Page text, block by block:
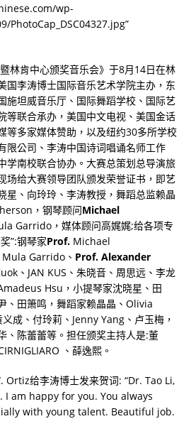
wp-
林肯中心颁奖音乐会》于8月14日在林
国李涛博士国际音乐艺术学院主办，东
施坦威音乐厅、国际舞蹈学校、国际艺
等联合承办，美国中文电视、美国金话
等多家媒体赞助，以及纽约30多所学校
限公司、李涛中国诗词唱诵名师工作
学南校联合协办。大赛总策划总导演旅
场给大赛领导团队颁发荣誉证书，即艺
星、向玲玲、李涛教授，舞蹈总监赖晶
，钢琴顾问Michael
Garrido ，媒体顾问高娓娓;给各项专
”:钢琴家Prof. Michael
Mula Garrido 、 Prof. Alexander
、 JAN KUS 、朱晓音、周思远、李龙
Hsu ，小提琴家沈晓星、田
、田箫鸣，舞蹈家赖晶晶、 Olivia
成、付玲莉、 Jenny Yang 、卢玉梅，
、陈蕾蕾等。担任颁奖主持人是:董
、薛逸熙。
Ortiz给李涛博士发来贺词: “Dr. Tao Li,
am happy for you. You always
with young talent. Beautiful job.